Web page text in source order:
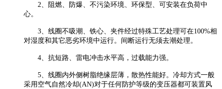
2、阻燃、防爆、不污染环境、环保型、可安装在负荷中
心。
3、线圈不吸潮、铁心、夹件经过特殊工艺处理可在100%相
对湿度和其它恶劣环境中运行。间断运行无须去潮处理。
4、抗短路、雷电冲击水平高，过载能力强。
5、线圈内外侧树脂绝缘层薄，散热性能好。冷却方式一般
采用空气自然冷却(AN)对于任何防护等级的变压器都可装置风